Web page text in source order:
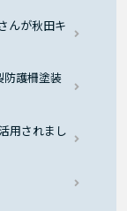
んが秋田キ
防護柵塗装
用されまし